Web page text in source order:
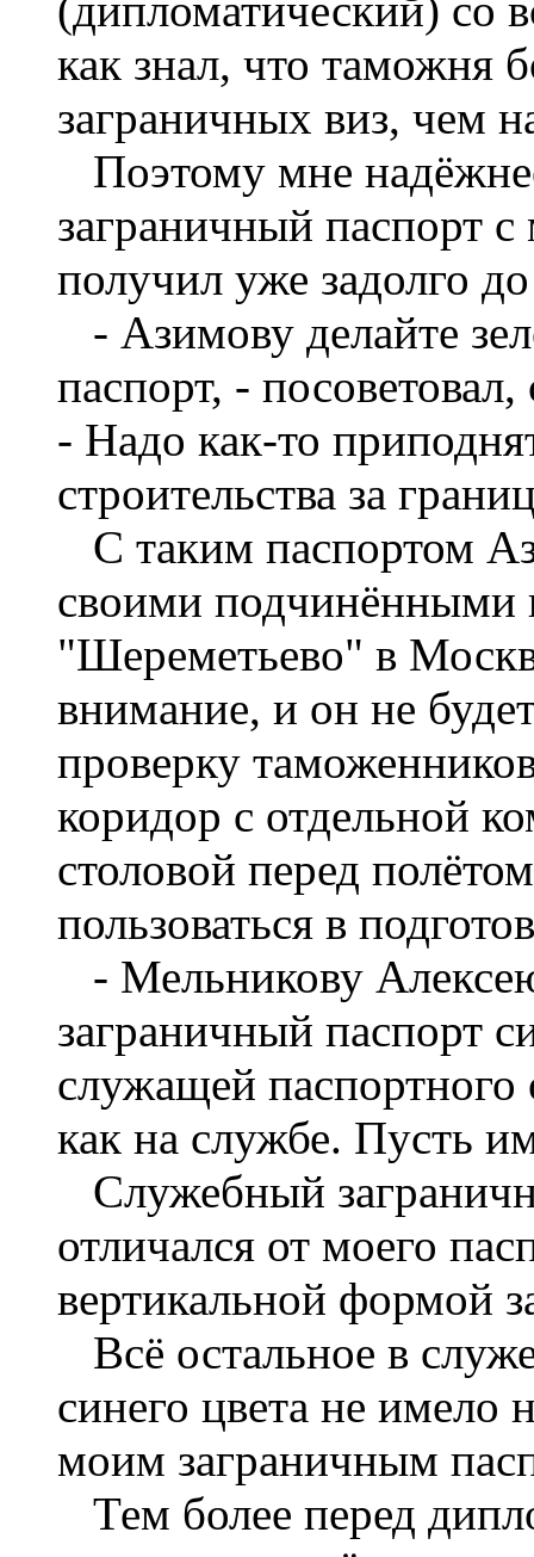
как знал, что таможня
заграничных виз, чем
Поэтому мне
заграничный паспорт
получил уже задолго
- Азимову делайте
паспорт, -
- Надо как-то
строительства за
С таким паспортом
своими подчинёнными
"Шереметьево" в
внимание, и он не
проверку
коридор с отдельной
столовой перед
пользоваться в
- Мельникову
заграничный паспорт
служащей паспортного
как на службе. Пусть
Служебный
отличался от моего
вертикальной формой
Всё остальное в
синего цвета не имело
моим заграничным
Тем более перед